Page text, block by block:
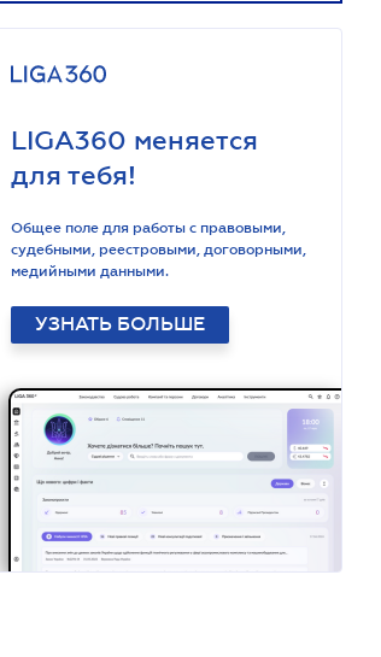
LIGA360 меняется
для тебя!
Общее поле для работы с правовыми,
судебными, реестровыми, договорными,
медийными данными.
УЗНАТЬ БОЛЬШЕ